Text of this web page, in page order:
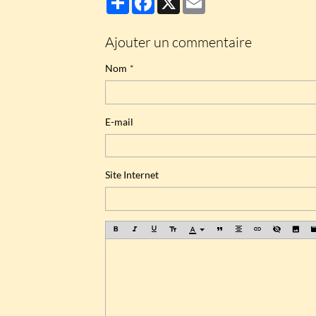
Ajouter un commentaire
Nom
E-mail
Site Internet